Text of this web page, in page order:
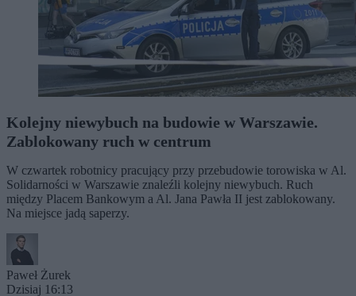
Kolejny niewybuch na budowie w Warszawie.
Zablokowany ruch w centrum
W czwartek robotnicy pracujący przy przebudowie torowiska w Al.
Solidarności w Warszawie znaleźli kolejny niewybuch. Ruch
między Placem Bankowym a Al. Jana Pawła II jest zablokowany.
Na miejsce jadą saperzy.
Paweł Żurek
Dzisiaj 16:13